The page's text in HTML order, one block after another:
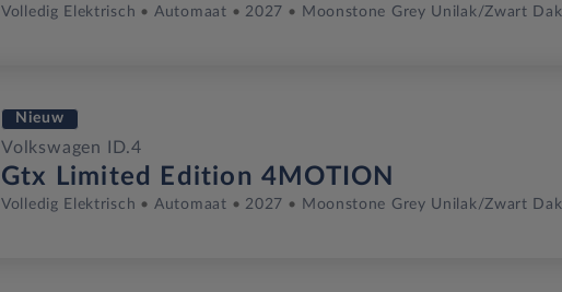
Volledig Elektrisch Automaat 2027 Moonstone Grey Unilak/zwart Dak
Nieuw
Volkswagen ID.4
Gtx Limited Edition 4MOTION
Volledig Elektrisch Automaat 2027 Moonstone Grey Unilak/zwart Dak